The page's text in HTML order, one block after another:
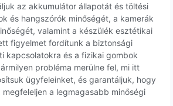
az akkumulátor állapotát és töltési
és hangszórók minőségét, a kamerák
valamint a készülék esztétikai
figyelmet fordítunk a biztonsági
kapcsolatokra és a fizikai gombok
probléma merülne fel, mi itt
ügyfeleinket, és garantáljuk, hogy
a legmagasabb minőségi